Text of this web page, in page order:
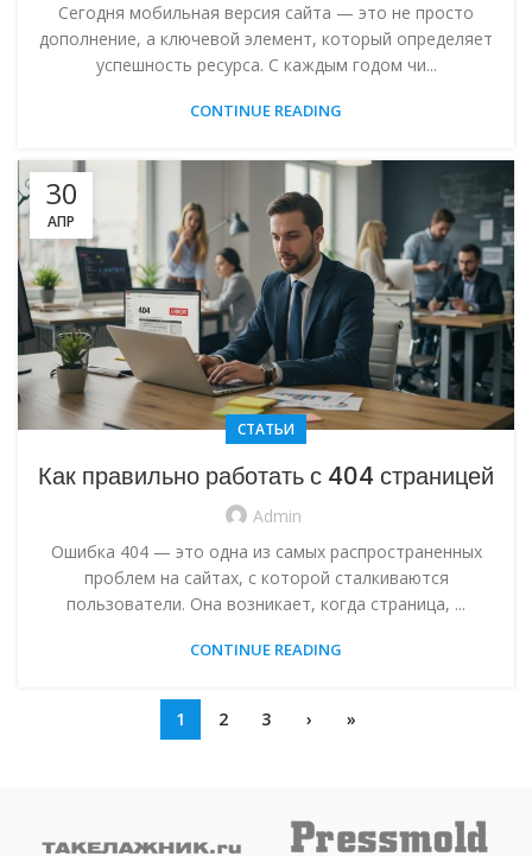
Сегодня мобильная версия сайта — это не просто
дополнение, а ключевой элемент, который определяет
успешность ресурса. С каждым годом чи...
CONTINUE READING
30
АПР
СТАТЬИ
Как правильно работать с 404 страницей
Admin
Ошибка 404 — это одна из самых распространенных
проблем на сайтах, с которой сталкиваются
пользователи. Она возникает, когда страница, ...
CONTINUE READING
1 2 3 › »